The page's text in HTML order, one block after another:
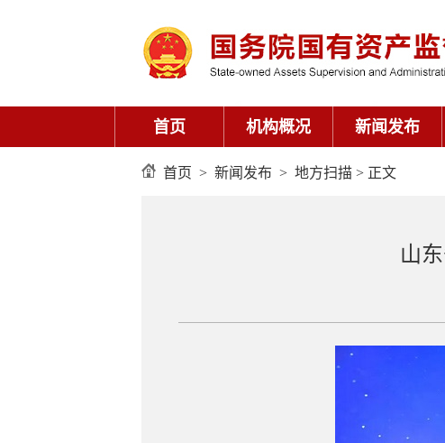
首页 机构概况 新闻发布
首页 > 新闻发布 > 地方扫描 > 正文
山